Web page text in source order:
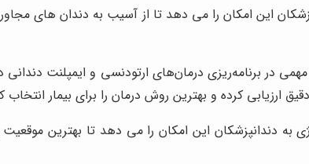
این امکان را می دهد تا از آسیب به دندان های
در برنامه‌ریزی درمان‌های ارتودنسی و ایمپلنت
کرده و بهترین روش درمان را برای بیمار انتخاب
به دندانپزشکان این امکان را می دهد تا بهترین